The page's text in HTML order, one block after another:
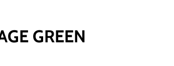
GREEN